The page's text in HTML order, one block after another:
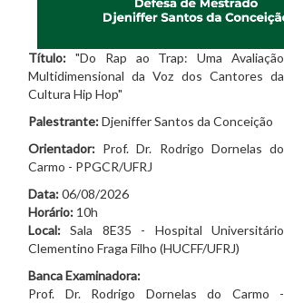
Título: "Do Rap ao Trap: Uma Avaliação
Multidimensional da Voz dos Cantores da
Cultura Hip Hop"
Palestrante:Djeniffer Santos da Conceição
Orientador: Prof. Dr. Rodrigo Dornelas do
Carmo - PPGCR/UFRJ
Data:06/08/2026
Horário: 10h
Local: Sala 8E35 - Hospital Universitário
Clementino Fraga Filho (HUCFF/UFRJ)
Banca Examinadora:
Prof. Dr. Rodrigo Dornelas do Carmo -